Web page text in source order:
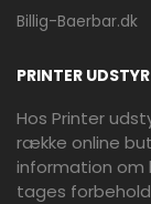
Billig-Baerbar.dk
PRINTER
Hos Printer
række online
information om
tages